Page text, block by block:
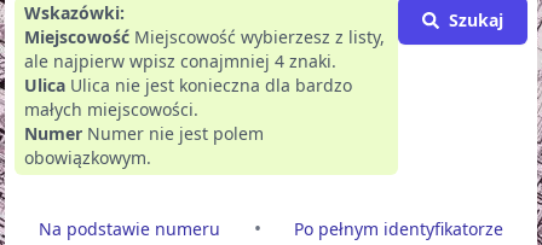
Wskazówki:
Miejscowość Miejscowość wybierzesz z listy,
ale najpierw wpisz conajmniej 4 znaki.
Ulica Ulica nie jest konieczna dla bardzo
małych miejscowości.
Numer Numer nie jest polem
obowiązkowym.
Szukaj
Na podstawie numeru
•
Po pełnym identyfikatorze